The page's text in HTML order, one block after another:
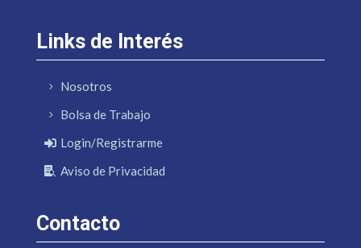
Links de Interés
Nosotros
Bolsa de Trabajo
Login/Registrarme
Aviso de Privacidad
Contacto